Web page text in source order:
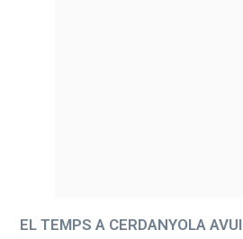
EL TEMPS A CERDANYOLA AVUI